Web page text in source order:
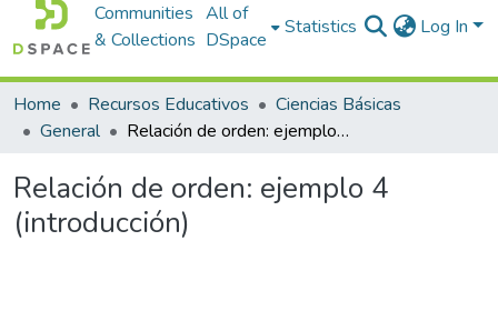
Communities
& Collections
All of
DSpace
Statistics Log In
Home Recursos Educativos
Ciencias Básicas
General
Relación de orden: ejemplo 4 (introducción)
Relación de orden: ejemplo 4
(introducción)